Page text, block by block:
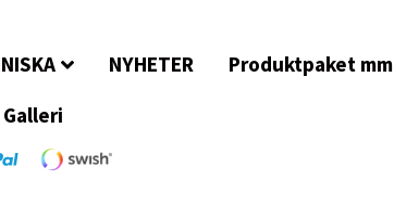
NYHETER Produktpaket mm
Galleri